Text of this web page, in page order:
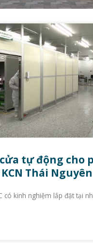
tự động cho
Thái Nguyên
có kinh nghiệm lắp đặt tại